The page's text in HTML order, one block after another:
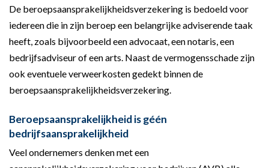
De beroepsaansprakelijkheidsverzekering is bedoeld voor
iedereen die in zijn beroep een belangrijke adviserende taak
heeft, zoals bijvoorbeeld een advocaat, een notaris, een
bedrijfsadviseur of een arts. Naast de vermogensschade zijn
ook eventuele verweerkosten gedekt binnen de
beroepsaansprakelijkheidsverzekering.
Beroepsaansprakelijkheid is géén
bedrijfsaansprakelijkheid
Veel ondernemers denken met een